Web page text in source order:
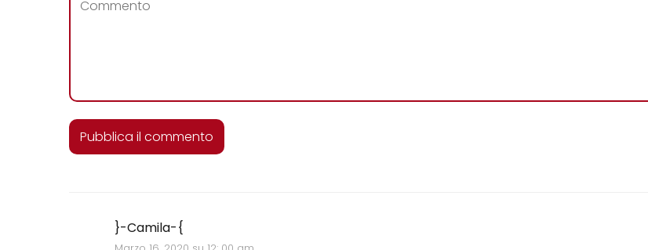
}-Camila-{